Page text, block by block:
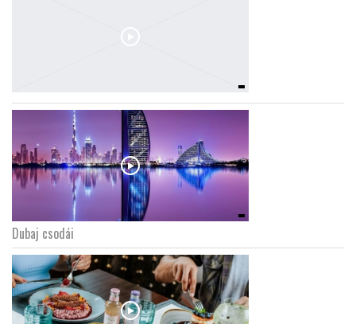
Dubaj csodái